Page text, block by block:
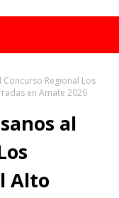
Regional Los
en Amate 2026
al
Alto